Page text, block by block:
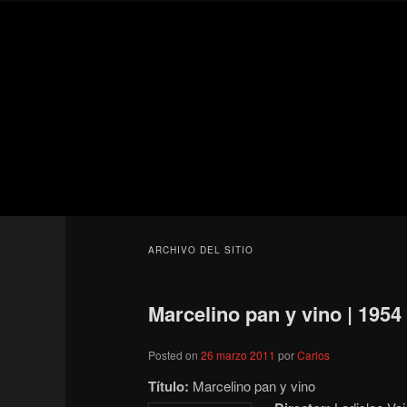
ARCHIVO DEL SITIO
Marcelino pan y vino | 1954
Posted on26 marzo 2011 porCarlos
Título: Marcelino pan y vino